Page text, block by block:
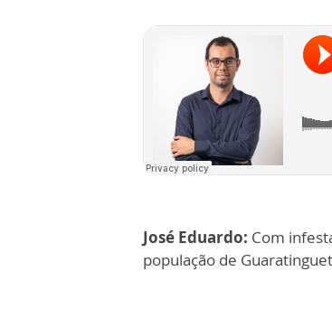
José Eduardo: Com
população de